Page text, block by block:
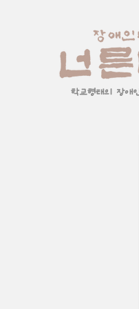
학교형태의 장애